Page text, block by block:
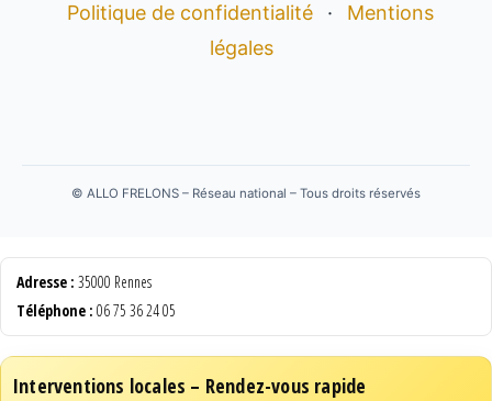
Politique de confidentialité ·
Mentions
légales
© ALLO FRELONS – Réseau national – Tous droits réservés
Adresse : 35000 Rennes
Téléphone : 06 75 36 24 05
Interventions locales – Rendez-vous rapide